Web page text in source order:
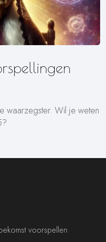
waarzegster. Wil je weten
voorspellen